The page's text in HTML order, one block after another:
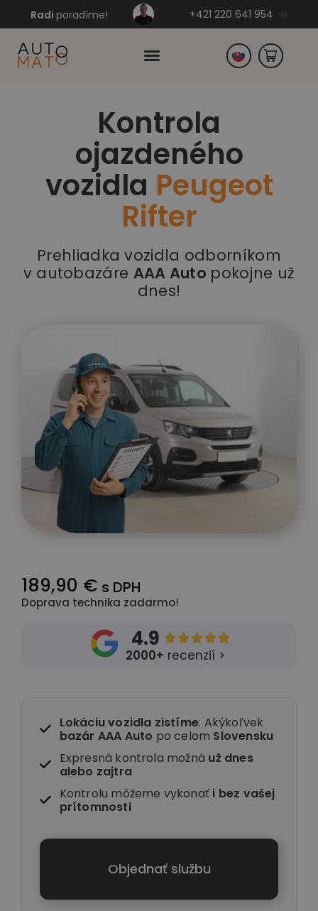
Radi poradíme! +421 220 641 954
Kontrola
ojazdeného
vozidla Peugeot
Rifter
Prehliadka vozidla odborníkom
v autobazáre AAA Auto pokojne už
dnes!
189,90 € s DPH
Doprava technika zadarmo!
4.9 
2000+ recenzií >
Lokáciu vozidla zistíme: Akýkoľvek
bazár AAA Auto po celom Slovensku
Expresná kontrola možná už dnes
alebo zajtra
Kontrolu môžeme vykonať i bez vašej
prítomnosti
Objednať službu